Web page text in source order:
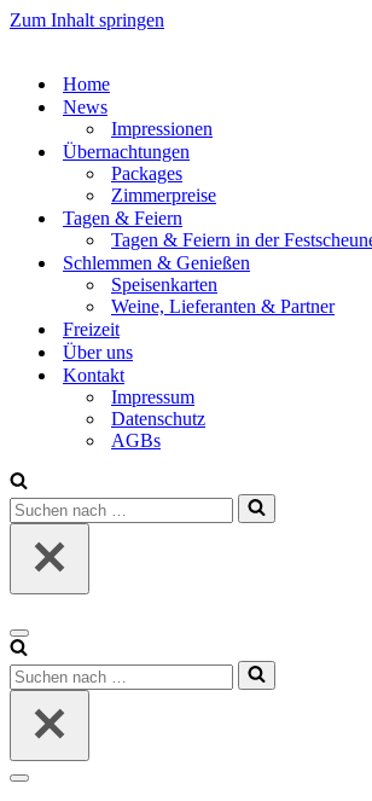
Zum Inhalt springen
Home
News
Impressionen
Übernachtungen
Packages
Zimmerpreise
Tagen & Feiern
Tagen & Feiern in der
Schlemmen & Genießen
Speisenkarten
Weine, Lieferanten & Partner
Freizeit
Über uns
Kontakt
Impressum
Datenschutz
AGBs
Suchen
nach …
Navigationsmenü
Suchen
nach …
Navigationsmenü